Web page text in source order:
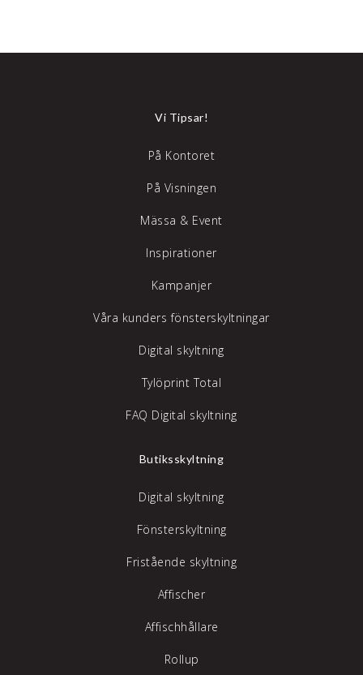
Vi Tipsar!
På Kontoret
På Visningen
Mässa & Event
Inspirationer
Kampanjer
Våra kunders fönsterskyltningar
Digital skyltning
Tylöprint Total
FAQ Digital skyltning
Butiksskyltning
Digital skyltning
Fönsterskyltning
Fristående skyltning
Affischer
Affischhållare
Rollup